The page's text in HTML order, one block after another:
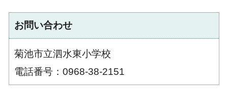
お問い合わせ
菊池市立泗水東小学校
電話番号：0968-38-2151